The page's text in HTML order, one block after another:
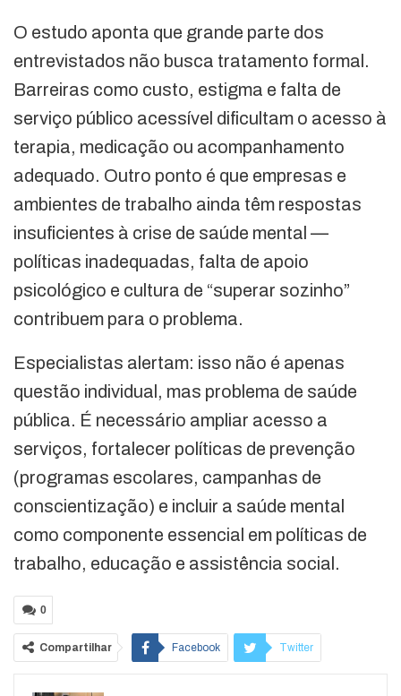
O estudo aponta que grande parte dos
entrevistados não busca tratamento formal.
Barreiras como custo, estigma e falta de
serviço público acessível dificultam o acesso à
terapia, medicação ou acompanhamento
adequado. Outro ponto é que empresas e
ambientes de trabalho ainda têm respostas
insuficientes à crise de saúde mental —
políticas inadequadas, falta de apoio
psicológico e cultura de “superar sozinho”
contribuem para o problema.
Especialistas alertam: isso não é apenas
questão individual, mas problema de saúde
pública. É necessário ampliar acesso a
serviços, fortalecer políticas de prevenção
(programas escolares, campanhas de
conscientização) e incluir a saúde mental
como componente essencial em políticas de
trabalho, educação e assistência social.
0
Compartilhar Facebook Twitter